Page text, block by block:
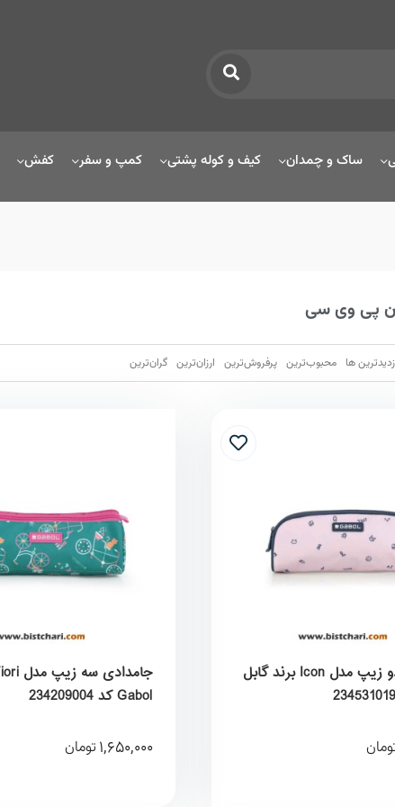
ساک و چمدان کیف و کوله پشتی کمپ و سفر کفش
پی وی سی
ها محبوب‌‌ترین پرفروش‌ترین ارزان‌ترین گران‌ترین
جامدادی دو زیپ مدل Icon برند گابل
Gabol کد 234209004
1,650,000 تومان